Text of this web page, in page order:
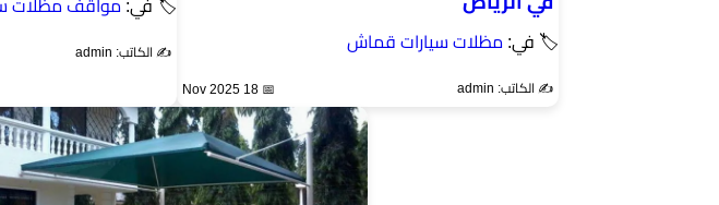
🏷 في: مظلات سيارات قماش
✍️ الكاتب: admin 📅 18 Nov 2025
✍️ الكاتب: admin